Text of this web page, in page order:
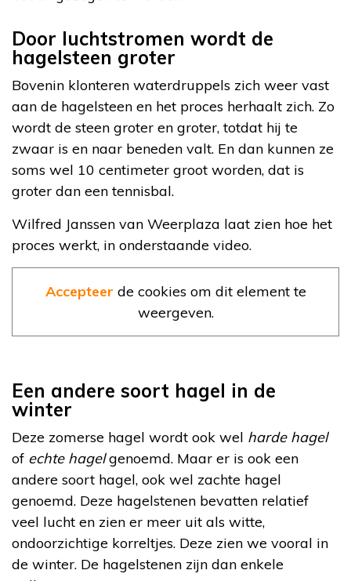
Door luchtstromen wordt de
hagelsteen groter
Bovenin klonteren waterdruppels zich weer vast
aan de hagelsteen en het proces herhaalt zich. Zo
wordt de steen groter en groter, totdat hij te
zwaar is en naar beneden valt. En dan kunnen ze
soms wel 10 centimeter groot worden, dat is
groter dan een tennisbal.
Wilfred Janssen van Weerplaza laat zien hoe het
proces werkt, in onderstaande video.
Accepteer de cookies om dit element te
weergeven.
Een andere soort hagel in de
winter
Deze zomerse hagel wordt ook wel harde hagel
of echte hagelgenoemd. Maar er is ook een
andere soort hagel, ook wel zachte hagel
genoemd. Deze hagelstenen bevatten relatief
veel lucht en zien er meer uit als witte,
ondoorzichtige korreltjes. Deze zien we vooral in
de winter. De hagelstenen zijn dan enkele